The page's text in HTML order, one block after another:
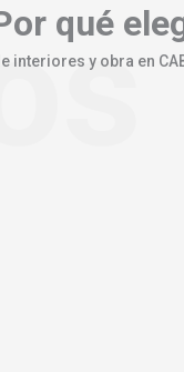
qué
interiores y obra en